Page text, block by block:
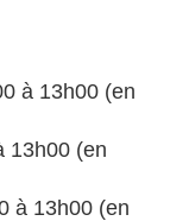
à 13h00 (en
13h00 (en
à 13h00 (en